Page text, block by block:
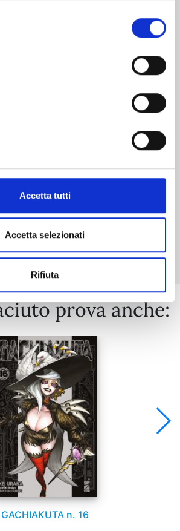
Accetta tutti
Accetta selezionati
Rifiuta
Mostra tutto
prova anche:
GACHIAKUTA n. 16